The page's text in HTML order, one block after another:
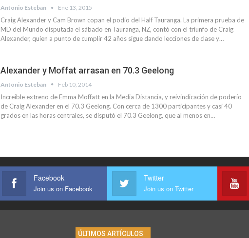
Antonio Esteban Ene 13, 2015
Craig Alexander y Cam Brown copan el podio del Half Tauranga. La primera prueba de
MD del Mundo disputada el sábado en Tauranga, NZ, contó con el triunfo de Craig
Alexander, quien a punto de cumplir 42 años sigue dando lecciones de clase y…
Alexander y Moffat arrasan en 70.3 Geelong
Antonio Esteban Feb 10, 2014
Increible extreno de Emma Moffatt en la Media Distancia, y reivindicación de poderío
de Craig Alexander en el 70.3 Geelong. Con cerca de 1300 participantes y casi 40
grados en las horas centrales, se disputó el 70.3 Geelong, que al menos en…
Facebook
Join us on Facebook
Twitter
Join us on Twitter
ÚLTIMOS ARTÍCULOS